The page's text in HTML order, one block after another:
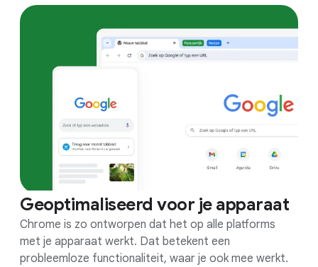
Geoptimaliseerd voor je apparaat
Chrome is zo ontworpen dat het op alle platforms
met je apparaat werkt. Dat betekent een
probleemloze functionaliteit, waar je ook mee werkt.